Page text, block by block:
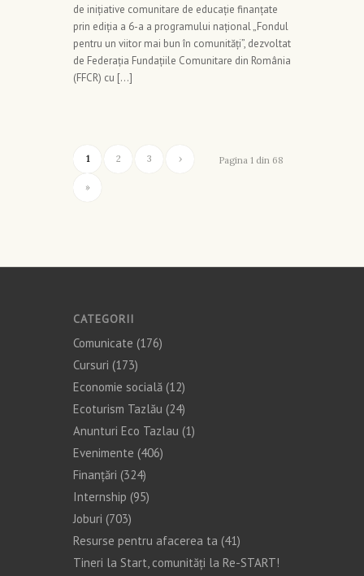
de inițiative comunitare de educație finanțate
prin ediția a 6-a a programului național „Fondul
pentru un viitor mai bun în comunități”, dezvoltat
de Federația Fundațiile Comunitare din România
(FFCR) cu […]
Pagina 1 din 68
1 2 3 ›
»
CATEGORII
Comunicate (176)
Cursuri (173)
Economie socială (12)
Ecoturism Tazlău (24)
Anunturi Eco Tazlau (1)
Evenimente (406)
Finanţări (324)
Internship (95)
Joburi (703)
Resurse pentru afacerea ta (41)
Tineri la Start, comunități la Re-START!